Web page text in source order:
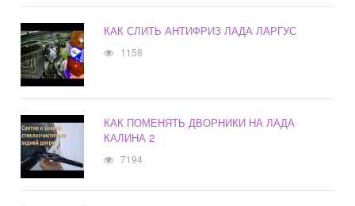
КАК СЛИТЬ АНТИФРИЗ ЛАДА ЛАРГУС
1158
КАК ПОМЕНЯТЬ ДВОРНИКИ НА ЛАДА
КАЛИНА 2
7194